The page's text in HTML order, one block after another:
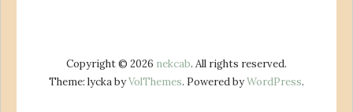
Copyright © 2026 nekcab. All rights reserved.
Theme: lycka byVolThemes. Powered byWordPress.